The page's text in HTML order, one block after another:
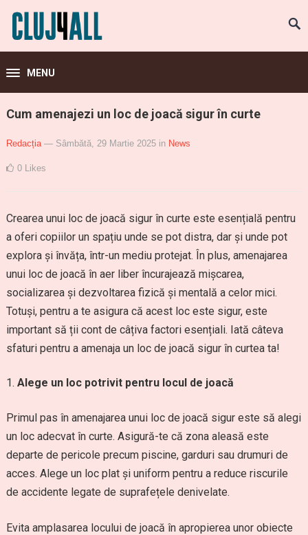
MENU
Cum amenajezi un loc de joacă sigur în curte
Redacția — Sâmbătă, 29 Martie 2025 in News
0 Likes
Crearea unui loc de joacă sigur în curte este esențială pentru
a oferi copiilor un spațiu unde se pot distra, dar și unde pot
explora și învăța, într-un mediu protejat. În plus, amenajarea
unui loc de joacă în aer liber încurajează mișcarea,
socializarea și dezvoltarea fizică și mentală a celor mici.
Totuși, pentru a te asigura că acest loc este sigur, este
important să ții cont de câțiva factori esențiali. Iată câteva
sfaturi pentru a amenaja un loc de joacă sigur în curtea ta!
Alege un loc potrivit pentru locul de joacă
Primul pas în amenajarea unui loc de joacă sigur este să alegi
un loc adecvat în curte. Asigură-te că zona aleasă este
departe de pericole precum piscine, garduri sau drumuri de
acces. Alege un loc plat și uniform pentru a reduce riscurile
de accidente legate de suprafețele denivelate.
Evita amplasarea locului de joacă în apropierea unor obiecte